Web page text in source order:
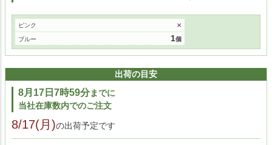
ピンク ×
ブルー 1
出荷の目安
8月17日7時59分までに
当社在庫数内でのご注文
8/17(月)の出荷予定です